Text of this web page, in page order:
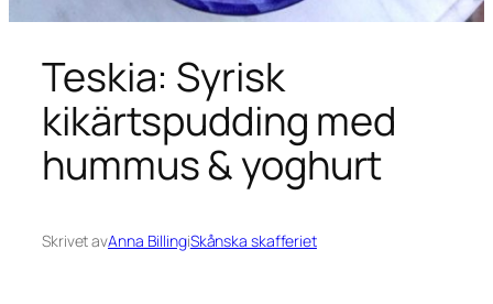
Teskia: Syrisk
kikärtspudding med
hummus & yoghurt
Skrivet avAnna BillingiSkånska skafferiet